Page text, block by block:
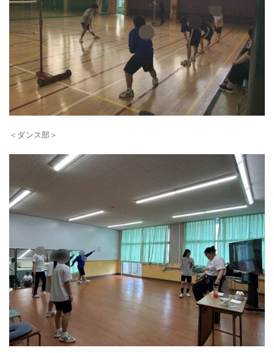
＜ダンス部＞